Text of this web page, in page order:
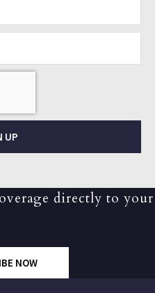
UP
directly to your
NOW